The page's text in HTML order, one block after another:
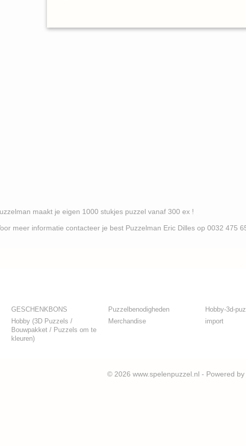
je eigen 1000 stukjes puzzel vanaf 300 ex !
contacteer je best Puzzelman Eric Dilles op 0032 475 65
GESCHENKBONS
Hobby (3D Puzzels /
Bouwpakket / Puzzels om te
kleuren)
Puzzelbenodigheden
Merchandise
Hobby-3d-
import
© 2026 www.spelenpuzzel.nl - Powered